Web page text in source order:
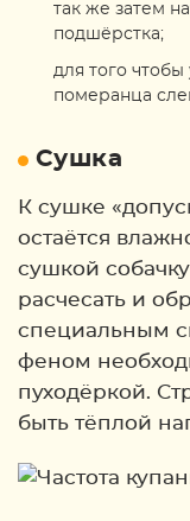
так же затем
подшёрстка;
для того
померанца
Сушка
К сушке
остаётся
сушкой
расчесать и
специальным
феном
пуходёркой.
быть тёплой